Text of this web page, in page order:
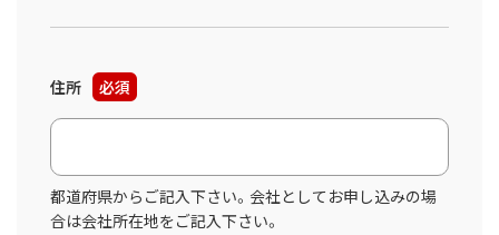
住所 必須
都道府県からご記入下さい。会社としてお申し込みの場
合は会社所在地をご記入下さい。